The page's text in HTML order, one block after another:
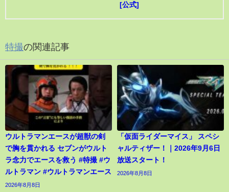
[公式]
特撮の関連記事
ウルトラマンエースが超獣の剣
で胸を貫かれる セブンがウルト
ラ念力でエースを救う #特撮 #ウ
ルトラマン #ウルトラマンエース
2026年8月8日
「仮面ライダーマイス」 スペシ
ャルティザー！｜2026年9月6日
放送スタート！
2026年8月8日